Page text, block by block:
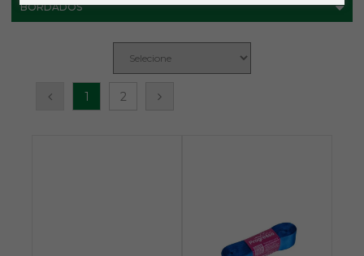
BORDADOS
1 2